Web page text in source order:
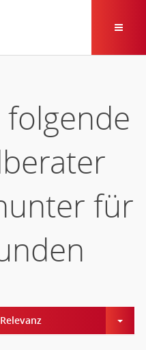
für